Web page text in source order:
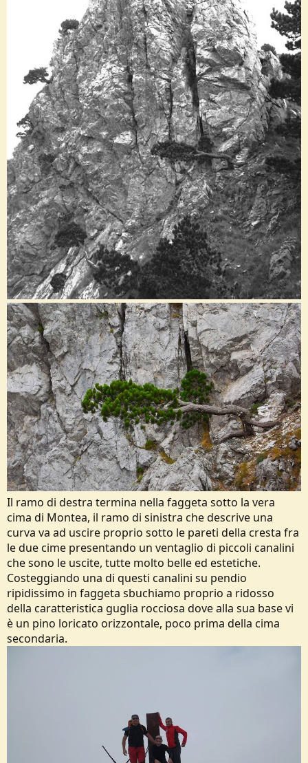
Il ramo di destra termina nella faggeta sotto la vera
cima di Montea, il ramo di sinistra che descrive una
curva va ad uscire proprio sotto le pareti della cresta fra
le due cime presentando un ventaglio di piccoli canalini
che sono le uscite, tutte molto belle ed estetiche.
Costeggiando una di questi canalini su pendio
ripidissimo in faggeta sbuchiamo proprio a ridosso
della caratteristica guglia rocciosa dove alla sua base vi
è un pino loricato orizzontale, poco prima della cima
secondaria.